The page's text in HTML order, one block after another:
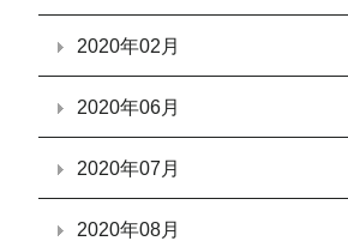
2020年02月
2020年06月
2020年07月
2020年08月